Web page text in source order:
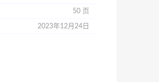
50 页
2023年12月24日